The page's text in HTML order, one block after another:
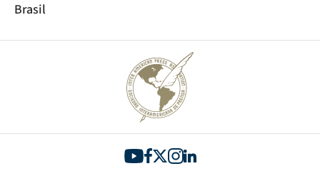
Brasil